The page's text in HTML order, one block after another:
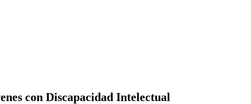
con Discapacidad Intelectual